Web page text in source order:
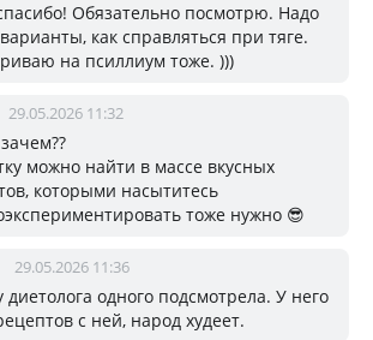
Обязательно посмотрю. Надо
как справляться при тяге.
на псиллиум тоже. )))
29.05.2026 11:32
можно найти в массе вкусных
которыми насытитесь
тоже нужно 😎
29.05.2026 11:36
диетолога одного подсмотрела. У него
с ней, народ худеет.